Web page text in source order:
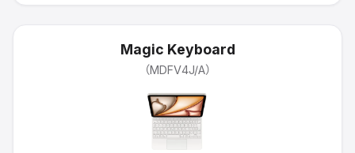
Magic Keyboard
（MDFV4J/A）